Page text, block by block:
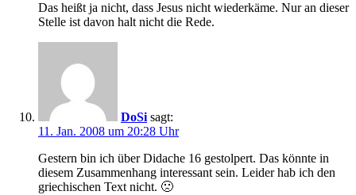
Das heißt ja nicht, dass Jesus nicht wiederkäme. Nur an dieser
Stelle ist davon halt nicht die Rede.
DoSi sagt:
11. Jan. 2008 um 20:28 Uhr
Gestern bin ich über Didache 16 gestolpert. Das könnte in
diesem Zusammenhang interessant sein. Leider hab ich den
griechischen Text nicht. 🙁